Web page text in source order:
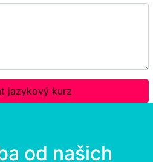
jazykový kurz
od našich